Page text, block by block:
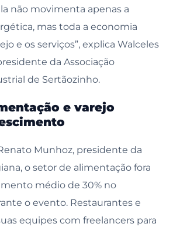
não movimenta apenas a
mas toda a economia
e os serviços”, explica Walceles
da Associação
de Sertãozinho.
e varejo
Munhoz, presidente da
o setor de alimentação fora
médio de 30% no
o evento. Restaurantes e
equipes com freelancers para